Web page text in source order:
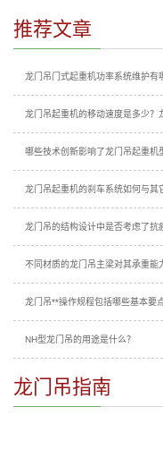
推荐文章
龙门吊门式起重机功率系统维护有
龙门吊起重机的移动速度是多少？
哪些技术创新影响了龙门吊起重
龙门吊起重机的刹车系统如何与
龙门吊的结构设计中是否考虑了抗
不同材质的龙门吊主梁对其承重能
龙门吊**操作规程包括哪些基本要点
NH型龙门吊的用途是什么？
龙门吊指南